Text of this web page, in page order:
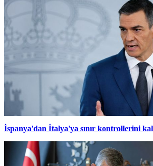
İspanya'dan İtalya'ya sınır kontrollerini